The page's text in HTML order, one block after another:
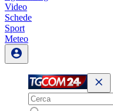
Video
Schede
Sport
Meteo